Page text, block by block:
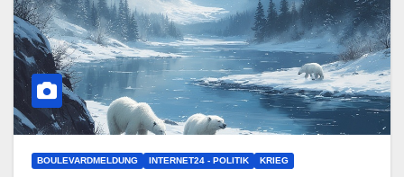
BOULEVARDMELDUNG INTERNET24 - POLITIK KRIEG